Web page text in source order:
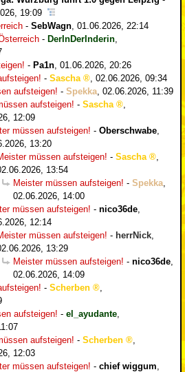
19:09
- SebWagn 01.06.2026, 22:14
- DerInDerInderin
- Pa1n 01.06.2026, 20:26
- Sascha
02.06.2026, 09:34
aufsteigen! - Spekka 02.06.2026, 11:39
aufsteigen! - Sascha
12:09
müssen aufsteigen! - Oberschwabe
13:20
müssen aufsteigen! - Sascha
13:54
Meister müssen aufsteigen! - Spekka
02.06.2026, 14:00
müssen aufsteigen! - nico36de
12:14
müssen aufsteigen! - herrNick
13:29
Meister müssen aufsteigen! - nico36de
02.06.2026, 14:09
- Scherben
aufsteigen! - el_ayudante
aufsteigen! - Scherben
12:03
müssen aufsteigen! - chief wiggum